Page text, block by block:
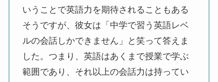
いうことで英語力を期待されることもある
そうですが、彼女は「中学で習う英語レベ
ルの会話しかできません」と笑って答えま
した。つまり、英語はあくまで授業で学ぶ
範囲であり、それ以上の会話力は持ってい